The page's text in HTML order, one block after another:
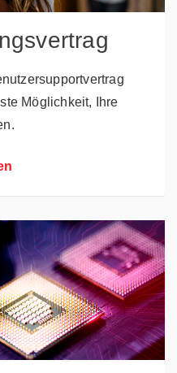
Möglichkeit, Ihre